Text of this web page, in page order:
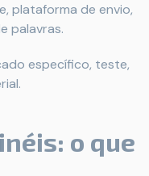
plataforma de envio,
palavras.
específico, teste,
o que